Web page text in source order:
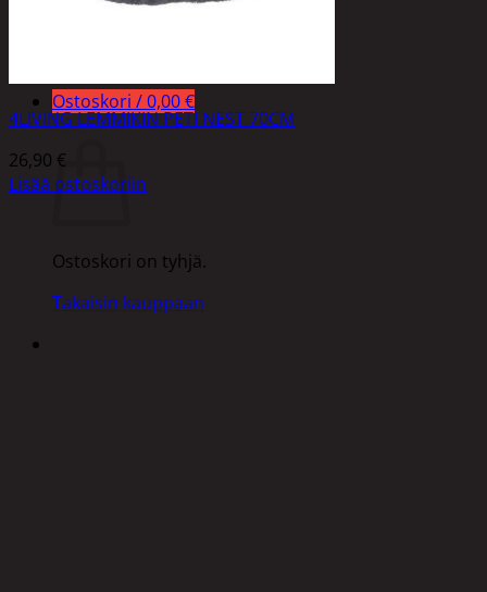
Ostoskori /0,00€
Ostoskori
Ostoskori on tyhjä.
Takaisin kauppaan
4LIVING LEMMIKIN PETI NEST 70CM
26,90 €
Lisää ostoskoriin